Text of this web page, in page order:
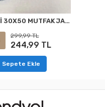
BAMBU MAVİ 30X50 MUTFAK JAKARLI MUTFAK HAVLUSU NURPAK
299,99 TL
244,99 TL
Sepete Ekle